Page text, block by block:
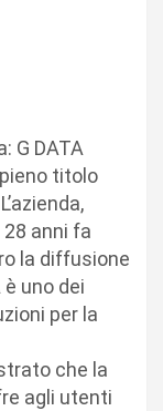
G DATA
titolo
anni fa
la diffusione
uno dei
per la
che la
agli utenti